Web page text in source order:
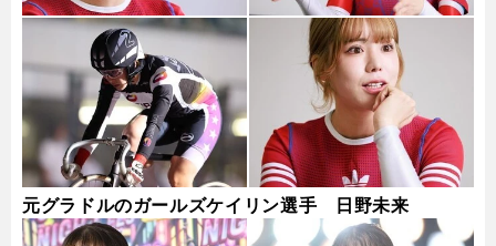
元グラドルのガールズケイリン選手 日野未来